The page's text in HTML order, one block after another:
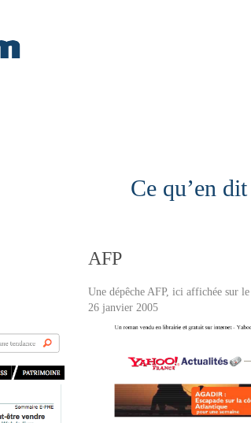
Ce qu’en
AFP
Une dépêche AFP, ici affichée sur
26 janvier 2005